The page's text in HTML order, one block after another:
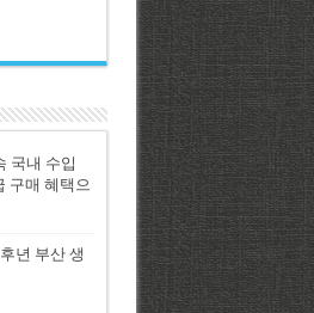
국내 수입
구매 혜택으
년 부산 생